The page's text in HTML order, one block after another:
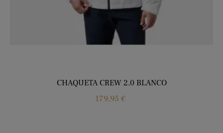
CHAQUETA CREW 2.0 BLANCO
Precio
179,95 €